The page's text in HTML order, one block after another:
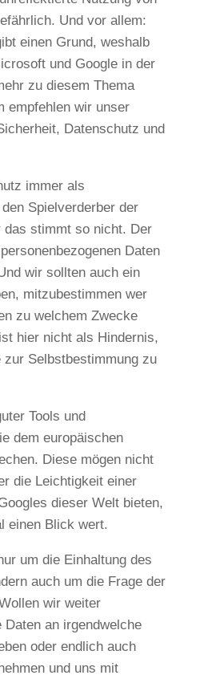
Und vor allem:
einen Grund, weshalb
und Google in der
zu diesem Thema
empfehlen wir unser
Datenschutz und
immer als
Spielverderber der
das stimmt so nicht. Der
Daten
wir sollten auch ein
mitzubestimmen wer
zu welchem Zwecke
hier nicht als Hindernis,
Selbstbestimmung zu
Tools und
dem europäischen
Diese mögen nicht
die Leichtigkeit einer
dieser Welt bieten,
einen Blick wert.
um die Einhaltung des
auch um die Frage der
wir weiter
an irgendwelche
oder endlich auch
und uns mit